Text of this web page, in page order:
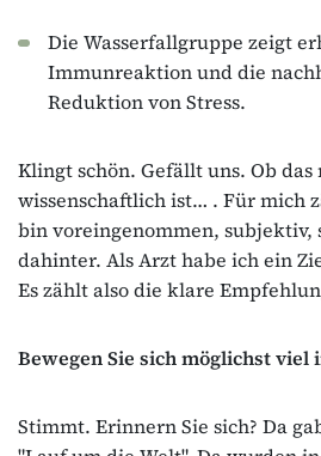
Die Wasserfallgruppe zeigt
Immunreaktion und die
Reduktion von Stress.
Klingt schön. Gefällt uns. Ob
wissenschaftlich ist… . Für mich
bin voreingenommen, subjektiv,
dahinter. Als Arzt habe ich ein
Es zählt also die klare
Bewegen Sie sich möglichst viel
Stimmt. Erinnern Sie sich? Da